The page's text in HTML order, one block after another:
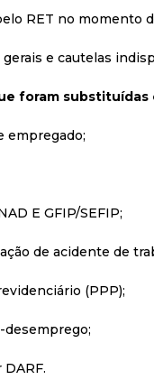
RET no momento
e cautelas
foram substituídas
empregado;
E GFIP/SEFIP;
de acidente de
(PPP);
desemprego;